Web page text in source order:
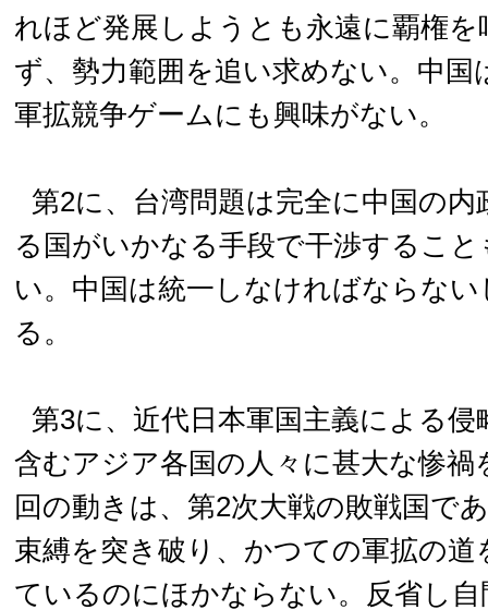
れほど発展しようとも永遠に覇権を
ず、勢力範囲を追い求めない。中国
軍拡競争ゲームにも興味がない。
第2に、台湾問題は完全に中国の
る国がいかなる手段で干渉するこ
い。中国は統一しなければならな
る。
第3に、近代日本軍国主義による侵
含むアジア各国の人々に甚大な惨禍
回の動きは、第2次大戦の敗戦国で
束縛を突き破り、かつての軍拡の
ているのにほかならない。反省し